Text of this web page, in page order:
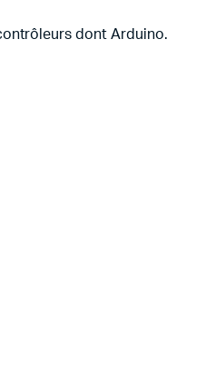
dont Arduino.